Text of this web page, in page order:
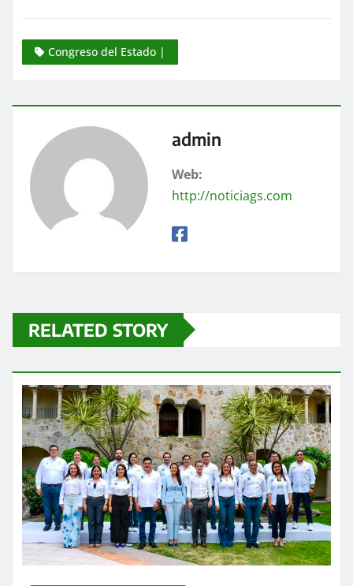
Congreso del Estado |
admin
Web:
http://noticiags.com
RELATED STORY